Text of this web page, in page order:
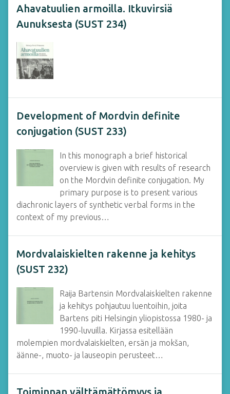
Ahavatuulien armoilla. Itkuvirsiä
Aunuksesta (SUST 234)
Development of Mordvin definite
conjugation (SUST 233)
In this monograph a brief historical
overview is given with results of research
on the Mordvin definite conjugation. My
primary purpose is to present various
diachronic layers of synthetic verbal forms in the
context of my previous…
Mordvalaiskielten rakenne ja kehitys
(SUST 232)
Raija Bartensin Mordvalaiskielten rakenne
ja kehitys pohjautuu luentoihin, joita
Bartens piti Helsingin yliopistossa 1980- ja
1990-luvuilla. Kirjassa esitellään
molempien mordvalaiskielten, ersän ja mokšan,
äänne-, muoto- ja lauseopin perusteet…